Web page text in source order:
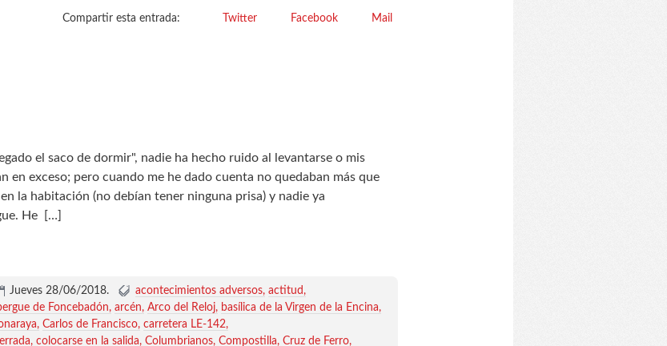
Compartir esta entrada: Twitter Facebook Mail
el saco de dormir", nadie ha hecho ruido al levantarse o mis
en exceso; pero cuando me he dado cuenta no quedaban más que
la habitación (no debían tener ninguna prisa) y nadie ya
He
[…]
Jueves 28/06/2018. acontecimientos adversos actitud
de Foncebadón arcén Arco del Reloj
basílica de la Virgen de la Encina
Carlos de Francisco carretera LE-142
colocarse en la salida Columbrianos Compostilla Cruz de Ferro